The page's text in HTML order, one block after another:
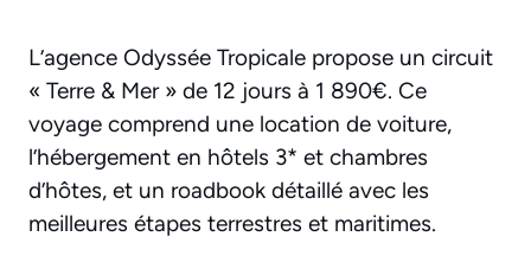
L’agence Odyssée Tropicale propose un circuit
« Terre & Mer » de 12 jours à 1 890€. Ce
voyage comprend une location de voiture,
l’hébergement en hôtels 3* et chambres
d’hôtes, et un roadbook détaillé avec les
meilleures étapes terrestres et maritimes.